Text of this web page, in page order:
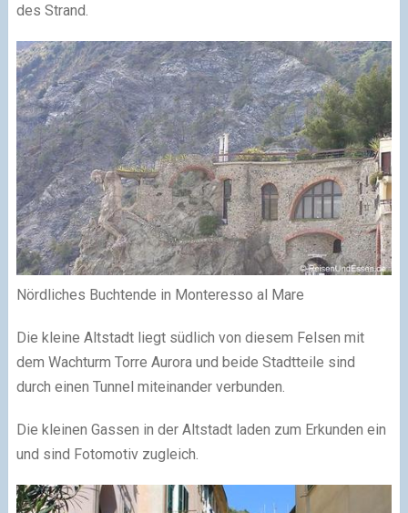
des Strand.
Nördliches Buchtende in Monteresso al Mare
Die kleine Altstadt liegt südlich von diesem Felsen mit
dem Wachturm Torre Aurora und beide Stadtteile sind
durch einen Tunnel miteinander verbunden.
Die kleinen Gassen in der Altstadt laden zum Erkunden ein
und sind Fotomotiv zugleich.